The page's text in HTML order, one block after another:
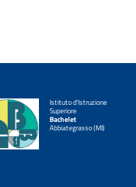
Istituto d'Istruzione
Superiore
Bachelet
Abbiategrasso (MI)